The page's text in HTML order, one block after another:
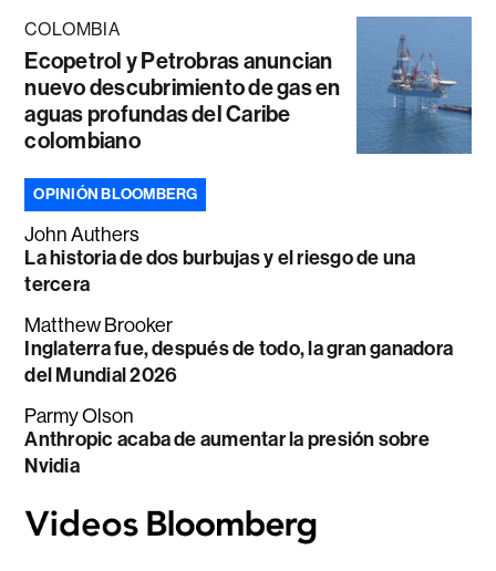
COLOMBIA
Ecopetrol y Petrobras anuncian
nuevo descubrimiento de gas en
aguas profundas del Caribe
colombiano
OPINIÓN BLOOMBERG
John Authers
La historia de dos burbujas y el riesgo de una
tercera
Matthew Brooker
Inglaterra fue, después de todo, la gran ganadora
del Mundial 2026
Parmy Olson
Anthropic acaba de aumentar la presión sobre
Nvidia